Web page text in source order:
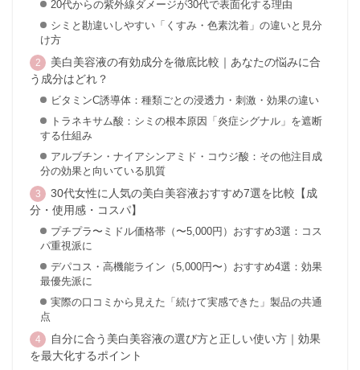
20代からの紫外線ダメージが30代で表面化する理由
シミと勘違いしやすい「くすみ・色素沈着」の違いと見分
け方
美白美容液の有効成分を徹底比較｜あなたの悩みに合
う成分はどれ？
ビタミンC誘導体：種類ごとの浸透力・刺激・効果の違い
トラネキサム酸：シミの根本原因「炎症シグナル」を遮断
する仕組み
アルブチン・ナイアシンアミド・コウジ酸：その他注目成
分の効果と向いている肌質
30代女性に人気の美白美容液おすすめ7選を比較【成
分・使用感・コスパ】
プチプラ〜ミドル価格帯（〜5,000円）おすすめ3選：コス
パ重視派に
デパコス・高機能ライン（5,000円〜）おすすめ4選：効果
最優先派に
実際の口コミから見えた「続けて実感できた」製品の共通
点
自分に合う美白美容液の選び方と正しい使い方｜効果
を最大化するポイント